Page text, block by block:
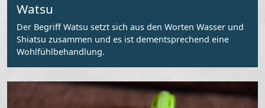
Watsu
Der Begriff Watsu setzt sich aus den Worten Wasser und
Shiatsu zusammen und es ist dementsprechend eine
Wohlfühlbehandlung.